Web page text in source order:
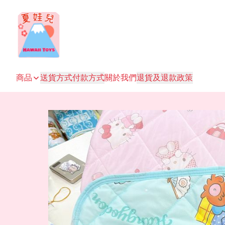
商品 送貨方式付款方式關於我們退貨及退款政策